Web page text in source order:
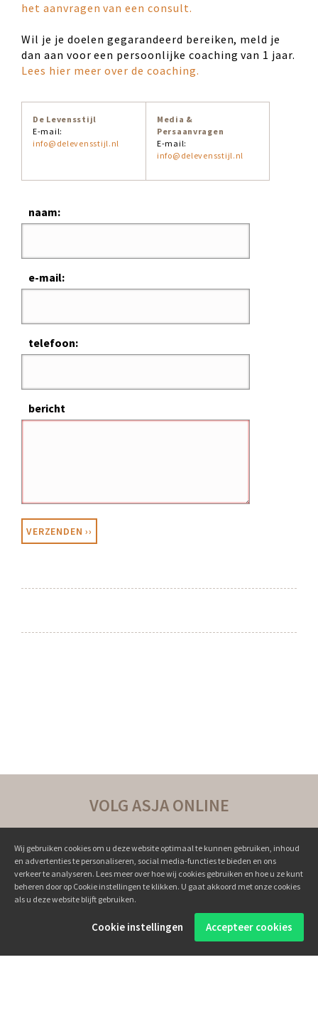
het aanvragen van een consult.
Wil je je doelen gegarandeerd bereiken, meld je
dan aan voor een persoonlijke coaching van 1 jaar.
Lees hier meer over de coaching.
De Levensstijl
E-mail:
info@delevensstijl.nl
Media &
Persaanvragen
E-mail:
info@delevensstijl.nl
naam:
e-mail:
telefoon:
bericht
VOLG ASJA ONLINE
Succesverhalen ››
Boeken ››
Wij gebruiken cookies om u deze website optimaal te kunnen gebruiken, inhoud
en advertenties te personaliseren, social media-functies te bieden en ons
verkeer te analyseren. Lees meer over hoe wij cookies gebruiken en hoe u ze kunt
beheren door op Cookie instellingen te klikken. U gaat akkoord met onze cookies
als u deze website blijft gebruiken.
Cookie instellingen Accepteer cookies